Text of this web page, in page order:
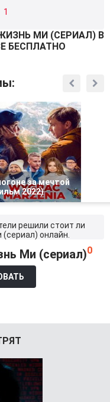
1
МИ (СЕРИАЛ) В
БЕСПЛАТНО
за мечтой
2022)
решили стоит ли
онлайн.
Ми (сериал)0